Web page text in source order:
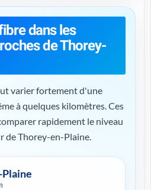
dans les
de Thorey-
varier fortement d'une
à quelques kilomètres. Ces
rapidement le niveau
de Thorey-en-Plaine.